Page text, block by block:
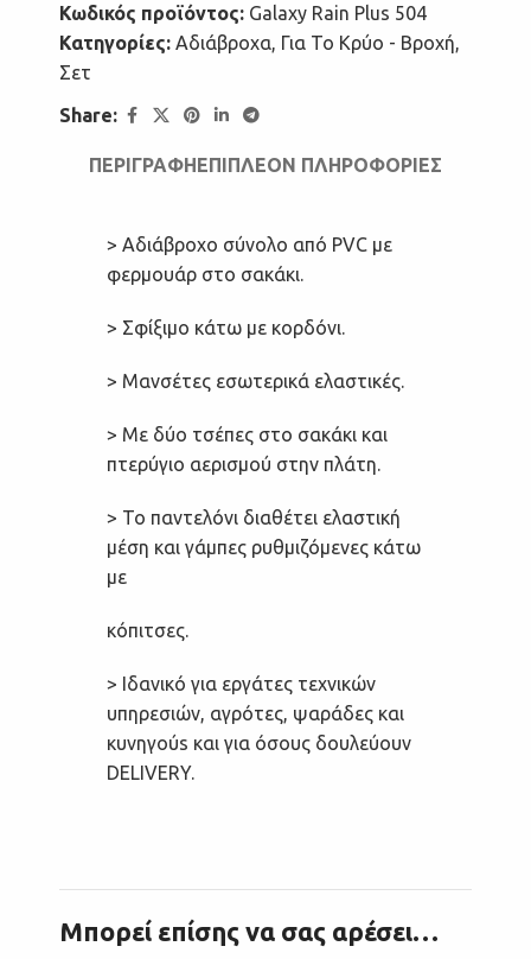
Κωδικός προϊόντος: Galaxy Rain Plus 504
Κατηγορίες: Αδιάβροχα, Για Το Κρύο - Βροχή,
Σετ
Share:
ΠΕΡΙΓΡΑΦΉΕΠΙΠΛΈΟΝ ΠΛΗΡΟΦΟΡΊΕΣ
> Αδιάβροχο σύνολο από PVC με
φερμουάρ στο σακάκι.
> Σφίξιμο κάτω με κορδόνι.
> Μανσέτες εσωτερικά ελαστικές.
> Με δύο τσέπες στο σακάκι και
πτερύγιο αερισμού στην πλάτη.
> Το παντελόνι διαθέτει ελαστική
μέση και γάμπες ρυθμιζόμενες κάτω
με
κόπιτσες.
> Ιδανικό για εργάτες τεχνικών
υπηρεσιών, αγρότες, ψαράδες και
κυνηγούs και για όσους δουλεύουν
DELIVERY.
Μπορεί επίσης να σας αρέσει…